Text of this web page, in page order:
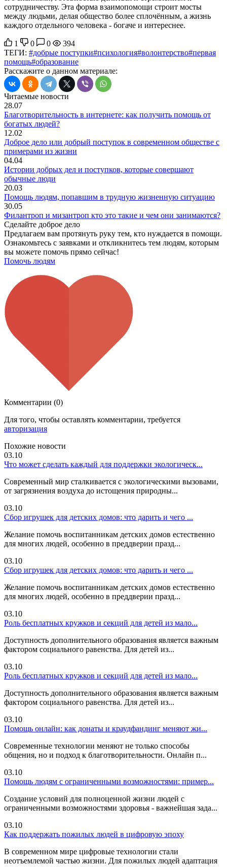
сотрудничеству. Эта форма взаимопомощи строит мосты
между людьми, делая общество более сплочённым, а жизнь
каждого отдельного человека - богаче и интереснее.
1 0 0
394
ТЕГИ: #добрые поступки#психология#волонтерство#первая
помощь#образование
Расскажите о данном материале:
Читаемые новости
28.07
Благотворительность в интернете: как получить помощь от
богатых людей?
12.02
Доброе дело или добрый поступок в современном обществе с
примерами из жизни
04.04
Истории добрых дел и поступков, которые совершают
обычные люди
20.03
Помощь людям, попавшим в трудную жизненную ситуацию
30.05
Филантроп и мизантроп кто это такие и чем они занимаются?
Сделайте доброе дело
Предлагаем вам протянуть руку тем, кто нуждается в помощи.
Ознакомьтесь с заявками и откликнитесь тем людям, которым
вы можете помочь прямо сейчас!
Помочь людям
Комментарии (0)
Для того, чтобы оставлять комментарии, требуется
авторизация
Похожие новости
03.10
Что может сделать каждый для поддержки экологическ...
Современный мир сталкивается с экологическими вызовами,
от загрязнения воздуха до истощения природны...
03.10
Сбор игрушек для детских домов: что дарить и чего ...
Желание помочь воспитанникам детских домов естественно
для многих людей, особенно в преддверии празд...
03.10
Сбор игрушек для детских домов: что дарить и чего ...
Желание помочь воспитанникам детских домов естественно
для многих людей, особенно в преддверии празд...
03.10
Роль бесплатных кружков и секций для детей из мало...
Доступность дополнительного образования является важным
фактором социального равенства. Для детей из...
03.10
Роль бесплатных кружков и секций для детей из мало...
Доступность дополнительного образования является важным
фактором социального равенства. Для детей из...
03.10
Помощь онлайн: как донаты и краудфандинг меняют жи...
Современные технологии меняют не только способы
общения, но и подход к благотворительности. Онлайн п...
03.10
Помощь людям с ограниченными возможностями: пример...
Создание условий для полноценной жизни людей с
ограниченными возможностями здоровья - важнейшая зада...
03.10
Как поддержать пожилых людей в цифровую эпоху
В современном мире цифровые технологии стали
неотъемлемой частью жизни. Для пожилых людей адаптация